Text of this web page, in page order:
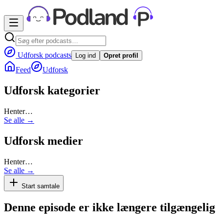
Udforsk podcasts Log ind Opret profil
Feed Udforsk
Udforsk kategorier
Henter…
Se alle →
Udforsk medier
Henter…
Se alle →
Start samtale
Denne episode er ikke længere tilgængelig